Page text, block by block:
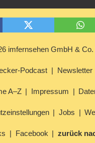
imfernsehen GmbH & Co.
Podcast Newsletter
A–Z Impressum
Jobs
Facebook zurück